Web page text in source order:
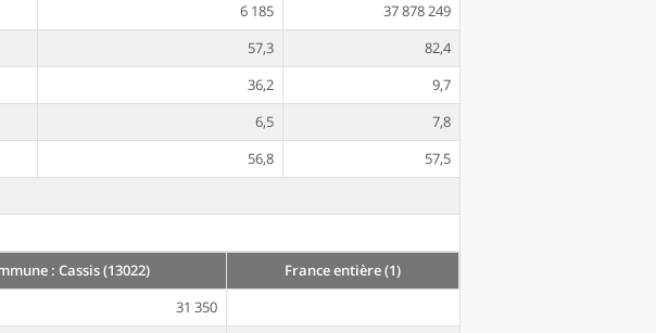
6 185
37 878 249
57,3
82,4
36,2
9,7
6,5
7,8
56,8
57,5
: Cassis (13022)
France entière (1)
31 350